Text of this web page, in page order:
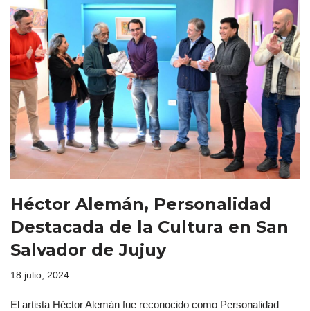
Héctor Alemán, Personalidad
Destacada de la Cultura en San
Salvador de Jujuy
18 julio, 2024
El artista Héctor Alemán fue reconocido como Personalidad